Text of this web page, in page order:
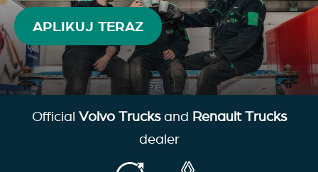
O nas
Aplikuj
APLIKUJ TERAZ
Official Volvo Trucksand Renault Trucks
dealer